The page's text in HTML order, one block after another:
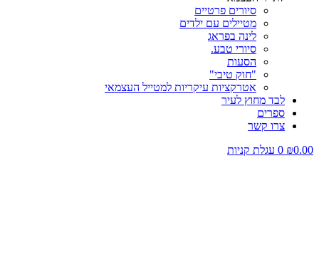
סיורים פרטיים
מטיילים עם ילדים
לינה בפראג
סיורי טבע.
הסעות
"חוק טיבי"
אטרקציות עיקריות למטייל העצמאי
לבד מחוץ לעיר
ספרים
צרו קשר
₪0.00
0 עגלת קניות